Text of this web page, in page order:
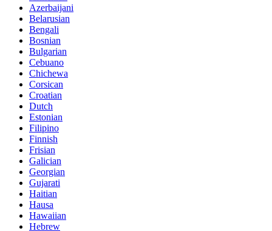
Azerbaijani
Belarusian
Bengali
Bosnian
Bulgarian
Cebuano
Chichewa
Corsican
Croatian
Dutch
Estonian
Filipino
Finnish
Frisian
Galician
Georgian
Gujarati
Haitian
Hausa
Hawaiian
Hebrew